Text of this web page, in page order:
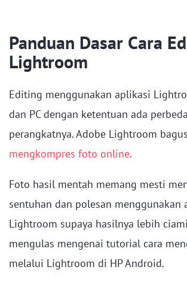
Panduan Dasar Cara
Lightroom
Editing menggunakan aplikasi
dan PC dengan ketentuan ada
perangkatnya. Adobe Lightroom
mengkompres foto online.
Foto hasil mentah memang mesti
sentuhan dan polesan menggunakan
Lightroom supaya hasilnya lebih
mengulas mengenai tutorial cara
melalui Lightroom di HP Android.